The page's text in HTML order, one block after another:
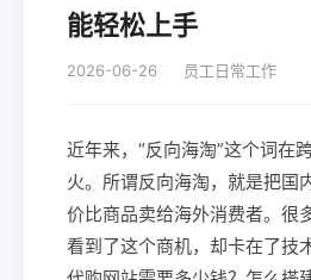
能轻松上手
2026-06-26 员工日常工作
近年来，“反向海淘”这个词在
火。所谓反向海淘，就是把国
价比商品卖给海外消费者。很
看到了这个商机，却卡在了